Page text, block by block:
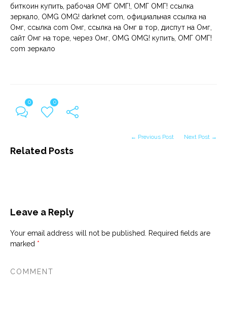
биткоин купить, рабочая ОМГ ОМГ!, ОМГ ОМГ! ссылка
зеркало, OMG OMG! darknet com, официальная ссылка на
Омг, ссылка com Омг, ссылка на Омг в тор, диспут на Омг,
сайт Омг на торе, через Омг, OMG OMG! купить, ОМГ ОМГ!
com зеркало
0 0
Related Posts
← Previous Post Next Post →
Leave a Reply
Your email address will not be published.
Required fields are
marked *